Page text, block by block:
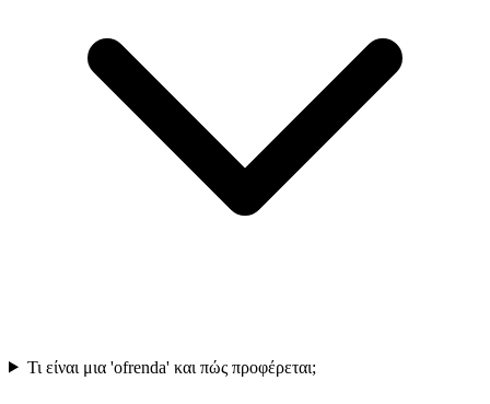
Τι είναι μια 'ofrenda' και πώς προφέρεται;